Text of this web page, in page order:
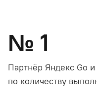
№ 1
Партнёр Яндекс Go
по количеству